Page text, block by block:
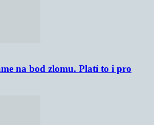
na bod zlomu. Platí to i pro